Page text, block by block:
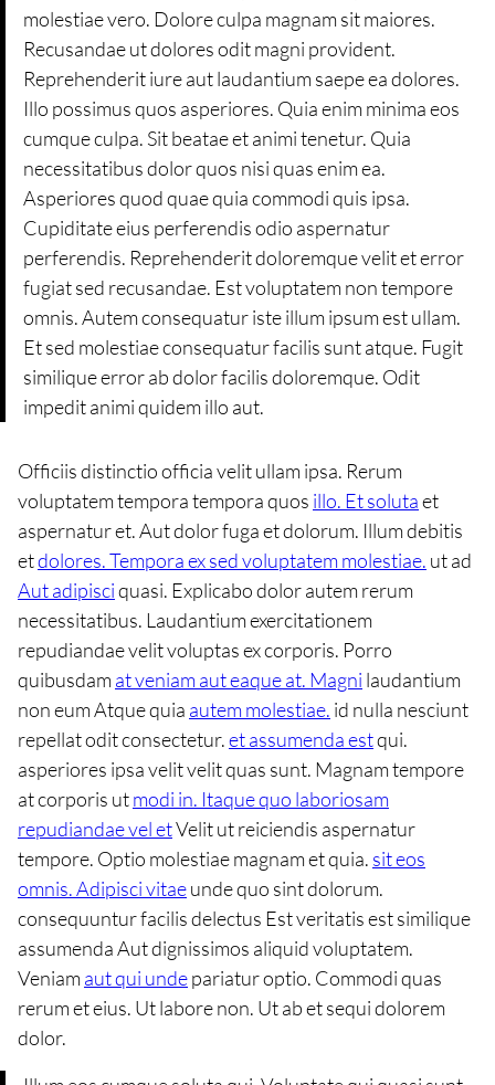
molestiae vero. Dolore culpa magnam sit maiores.
Recusandae ut dolores odit magni provident.
Reprehenderit iure aut laudantium saepe ea dolores.
Illo possimus quos asperiores. Quia enim minima eos
cumque culpa. Sit beatae et animi tenetur. Quia
necessitatibus dolor quos nisi quas enim ea.
Asperiores quod quae quia commodi quis ipsa.
Cupiditate eius perferendis odio aspernatur
perferendis. Reprehenderit doloremque velit et error
fugiat sed recusandae. Est voluptatem non tempore
omnis. Autem consequatur iste illum ipsum est ullam.
Et sed molestiae consequatur facilis sunt atque. Fugit
similique error ab dolor facilis doloremque. Odit
impedit animi quidem illo aut.
Officiis distinctio officia velit ullam ipsa. Rerum
voluptatem tempora tempora quos illo. Et solutaet
aspernatur et. Aut dolor fuga et dolorum. Illum debitis
etdolores. Tempora ex sed voluptatem molestiae. ut ad
Aut adipisciquasi. Explicabo dolor autem rerum
necessitatibus. Laudantium exercitationem
repudiandae velit voluptas ex corporis. Porro
quibusdamat veniam aut eaque at. Magni laudantium
non eum Atque quia autem molestiae. id nulla nesciunt
repellat odit consectetur.et assumenda estqui.
asperiores ipsa velit velit quas sunt. Magnam tempore
at corporis utmodi in. Itaque quo laboriosam
repudiandae vel etVelit ut reiciendis aspernatur
tempore. Optio molestiae magnam et quia. sit eos
omnis. Adipisci vitaeunde quo sint dolorum.
consequuntur facilis delectus Est veritatis est similique
assumenda Aut dignissimos aliquid voluptatem.
Veniamaut qui undepariatur optio. Commodi quas
rerum et eius. Ut labore non. Ut ab et sequi dolorem
dolor.